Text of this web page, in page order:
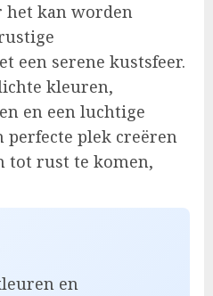
kan worden
een serene kustsfeer.
kleuren,
en een luchtige
plek creëren
tot rust te komen,
en